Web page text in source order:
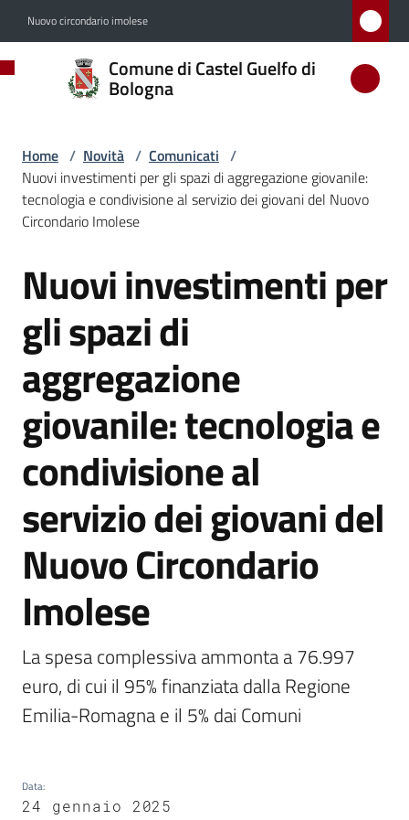
Nuovo circondario imolese
Comune di Castel Guelfo di
Bologna
Comune
di
Guelfo
di
Bologna
Amministrazione
Novità
Menu selezionato
Servizi
Vivere
Castel
Servizi
Tutti
gli
argomenti...
Seguici
Home / Novità / Comunicati /
Nuovi investimenti per gli spazi di aggregazione giovanile:
tecnologia e condivisione al servizio dei giovani del Nuovo
Circondario Imolese
Salta al contenuto
Nuovi investimenti per
gli spazi di
aggregazione
giovanile: tecnologia e
condivisione al
servizio dei giovani del
Nuovo Circondario
Imolese
La spesa complessiva ammonta a 76.997
euro, di cui il 95% finanziata dalla Regione
Emilia-Romagna e il 5% dai Comuni
Data:
24 gennaio 2025